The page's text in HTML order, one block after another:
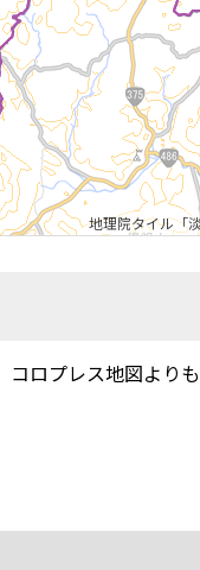
地理院タイル「
ロプレス地図より